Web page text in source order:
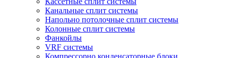
Канальные сплит системы
Напольно потолочные сплит системы
Колонные сплит системы
Фанкойлы
VRF системы
Компрессорно конденсаторные блоки